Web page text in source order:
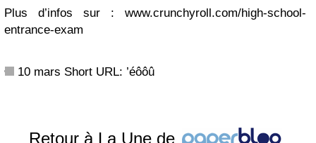
Plus d’infos sur : www.crunchyroll.com/high-school-
entrance-exam
10 mars Short URL: ’éôôû
Retour à La Une de